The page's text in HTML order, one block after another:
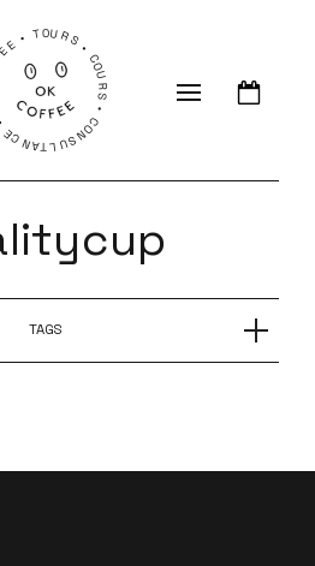
• COURS • CONSULTANCE •
TAGS